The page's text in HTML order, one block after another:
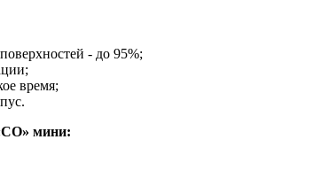
- до 95%;
время;
мини: